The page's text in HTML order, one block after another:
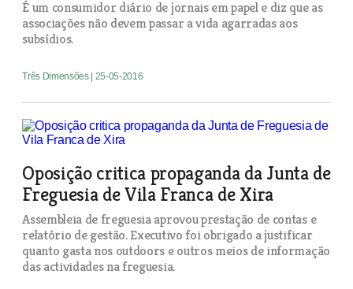
É um consumidor diário de jornais em papel e diz que as
associações não devem passar a vida agarradas aos
subsídios.
Três Dimensões | 25-05-2016
Oposição critica propaganda da Junta de
Freguesia de Vila Franca de Xira
Assembleia de freguesia aprovou prestação de contas e
relatório de gestão. Executivo foi obrigado a justificar
quanto gasta nos outdoors e outros meios de informação
das actividades na freguesia.